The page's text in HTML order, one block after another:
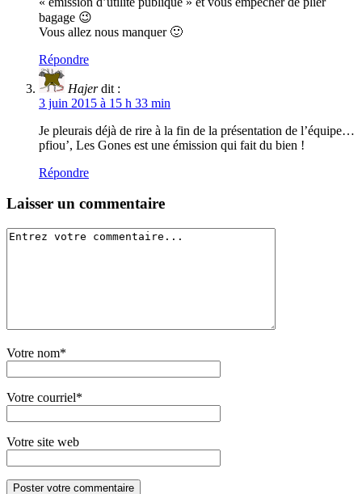
bagage 😉
Vous allez nous manquer 🙂
Répondre
Hajer dit :
3 juin 2015 à 15 h 33 min
Je pleurais déjà de rire à la fin de la présentation de l’équipe…
pfiou’, Les Gones est une émission qui fait du bien !
Répondre
Laisser un commentaire
Votre nom*
Votre courriel*
Votre site web